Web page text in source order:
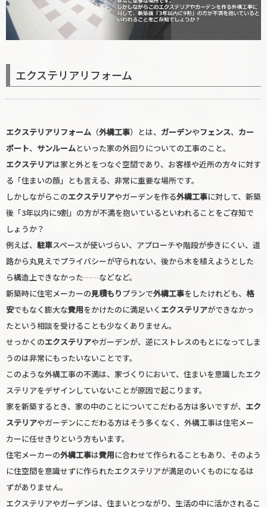
エクステリアリフォーム
エクステリアリフォーム （外構工事）とは、 ガーデンやフェンス、 カー
ポート、 サンルームといった家の外回りについての工事のこと。
エクステリアは家と外とをつなぐ空間であり、お客様や近所の方々に対す
る「住まいの顔」とも言える、非常に重要な場所です。
しかしながらこのエクステリアやガーデンを作る外構工事に対して、新築
後「3年以内に9割」の方が不満を抱いているといわれることをご存知で
しょうか？
例えば、 駐車スペースが使いづらい、アプローチや階段が歩きにくい、道
路から丸見えでプライバシーが守られない、後から木を植えようとした
ら構造上できなかった……などなど。
新築時に住宅メーカーの見積もりプランで外構工事をしたけれども、 格
安でもなく膨大な費用をかけたのに満足いく エクステリアができなかっ
たという相談を受けることも少なくありません。
せっかくのエクステリアやガーデンが、逆にストレスのもとになってしま
うのは非常にもったいないことです。
このような外構工事の不満は、家づくりにおいて、住まいを意識したエク
ステリアをデザインしていないことが原因で起こります。
家を新築するとき、家の中のことについてこだわる方は多いですが、 エク
ステリアやガーデンにこだわる方はそう多くなく、外構工事は住宅メー
カーに任せきりという方もいます。
住宅メーカーの外構工事は費用に合わせて作られることもあり、そのよう
に住空間を意識せずに作られたエクステリアが満足のいくものになるは
ずがありません。
エクステリアやガーデンは、住まいとつながり、生活の中に活かされるこ